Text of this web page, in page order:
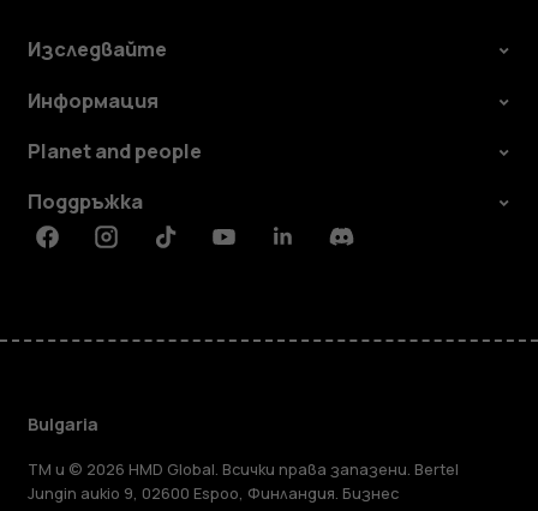
Изследвайте
Информация
Planet and people
Поддръжка
FacebookInstagramTiktokYoutubeLinkedinDiscord
Bulgaria
TM и © 2026 HMD Global. Всички права запазени. Bertel
Jungin aukio 9, 02600 Espoo, Финландия. Бизнес